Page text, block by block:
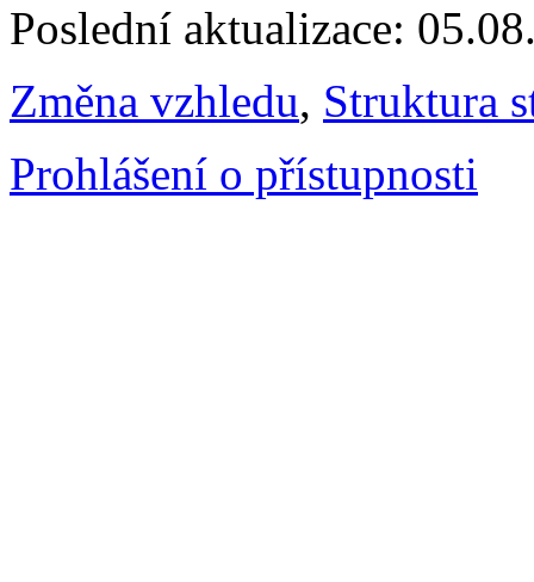
Poslední aktualizace:
Změna vzhledu, Struktura
Prohlášení o přístupnosti